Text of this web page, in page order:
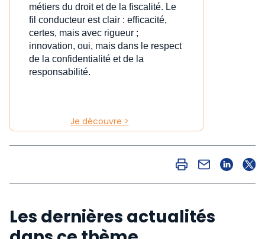
métiers du droit et de la fiscalité. Le
fil conducteur est clair : efficacité,
certes, mais avec rigueur ;
innovation, oui, mais dans le respect
de la confidentialité et de la
responsabilité.
Je découvre >
Les dernières actualités